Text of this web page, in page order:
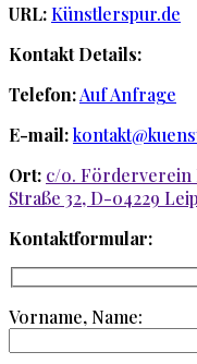
URL: Künstlerspur.de
Kontakt Details:
Telefon:Auf Anfrage
E-mail:
Ort: c/o. Förderverein
Straße 32, D-04229
Kontaktformular:
Vorname, Name: